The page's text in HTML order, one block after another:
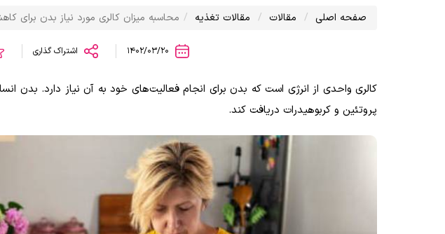
صفحه اصلی مقالات مقالات تغذیه محاسبه میزان کالری مورد نیاز بدن برای
اشتراک گذاری
کالری واحدی از انرژی است که بدن برای انجام فعالیت‌های خود به آن نیاز دارد. بدن
پروتئین و کربوهیدرات دریافت کند.